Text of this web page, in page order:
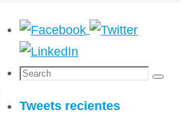
Search
Search
Tweets recientes